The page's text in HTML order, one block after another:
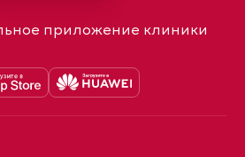
приложение клиники